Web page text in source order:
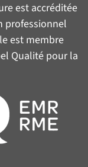
est accréditée
professionnel
est membre
Qualité pour la